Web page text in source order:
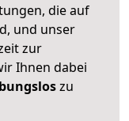
die auf
und unser
zur
Ihnen dabei
zu